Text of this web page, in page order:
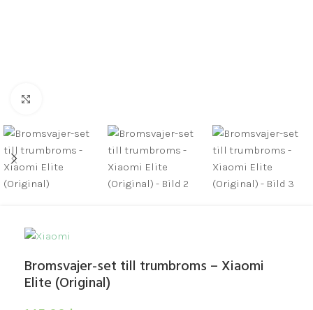
Bromsvajer-set till trumbroms – Xiaomi
Elite (Original)